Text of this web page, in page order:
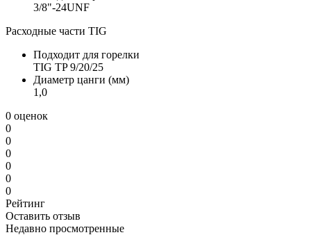
3/8"-24UNF
Расходные части TIG
Подходит для горелки
TIG TP 9/20/25
Диаметр цанги (мм)
1,0
0 оценок
0
0
0
0
0
0
Рейтинг
Оставить отзыв
Недавно просмотренные